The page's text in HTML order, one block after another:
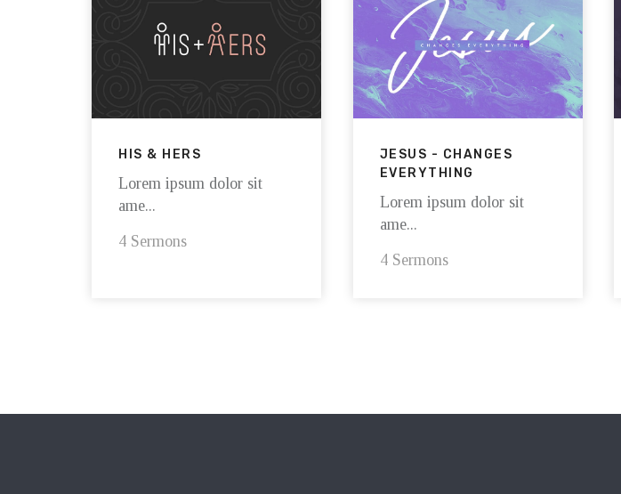
HIS & HERS
Lorem ipsum dolor sit
ame...
4 Sermons
JESUS - CHANGES
EVERYTHING
Lorem ipsum dolor sit
ame...
4 Sermons